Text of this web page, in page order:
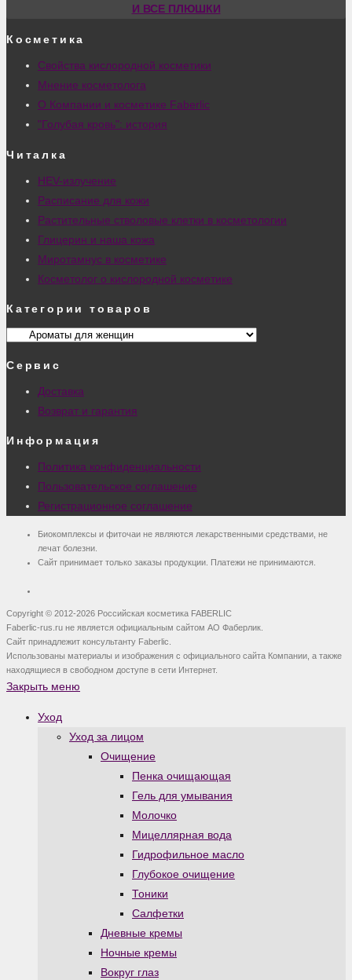
И ВСЕ ПЛЮШКИ
Косметика
Свойства кислородной косметики
Мнение косметолога
О Компании и косметике Faberlic
"Голубая кровь": история
Читалка
HEV-излучение
Расписание для кожи
Растительные стволовые клетки в косметологии
Глицерин и наша кожа
Миротамнус в косметике
Косметолог о кислородной косметике
Категории товаров
Сервис
Доставка
Возврат и гарантия
Информация
Политика конфиденциальности
Пользовательское соглашение
Регистрационное соглашение
Биокомплексы и фиточаи не являются лекарственными средствами, не
лечат болезни.
Сайт принимает только заказы продукции. Платежи не принимаются.
Copyright © 2012-2026 Российская косметика FABERLIC
Faberlic-rus.ru не является официальным сайтом АО Фаберлик.
Сайт принадлежит консультанту Faberlic.
Использованы материалы и изображения с официального сайта Компании, а также
находящиеся в свободном доступе в сети Интернет.
Закрыть меню
Уход
Уход за лицом
Очищение
Пенка очищающая
Гель для умывания
Молочко
Мицеллярная вода
Гидрофильное масло
Глубокое очищение
Тоники
Салфетки
Дневные кремы
Ночные кремы
Вокруг глаз